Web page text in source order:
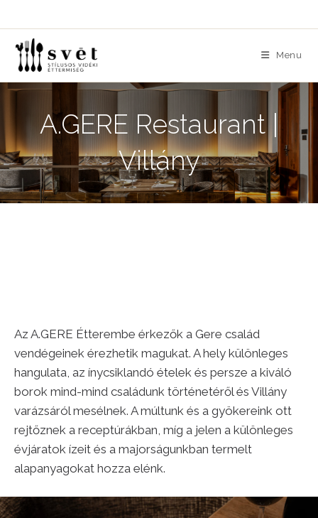
content
Menu
A.GERE Restaurant |
Villány
Az A.GERE Étterembe érkezők a Gere család
vendégeinek érezhetik magukat. A hely különleges
hangulata, az ínycsiklandó ételek és persze a kiváló
borok mind-mind családunk történetéről és Villány
varázsáról mesélnek. A múltunk és a gyökereink ott
rejtőznek a receptúrákban, míg a jelen a különleges
évjáratok ízeit és a majorságunkban termelt
alapanyagokat hozza elénk.